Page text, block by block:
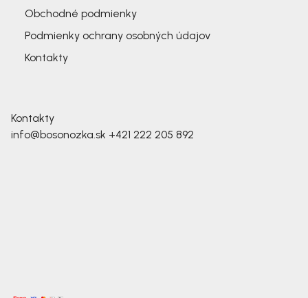
Obchodné podmienky
Podmienky ochrany osobných údajov
Kontakty
Kontakty
info@bosonozka.sk +421 222 205 892